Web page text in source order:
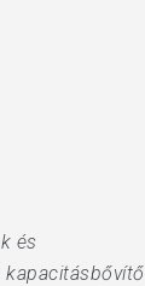
és
kapacitásbővítő